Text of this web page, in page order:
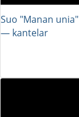
Suo "Manan unia"
― kantelar